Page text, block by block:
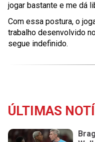
jogar bastante e me dá
Com essa postura, o
trabalho desenvolvido
segue indefinido.
ÚLTIMAS